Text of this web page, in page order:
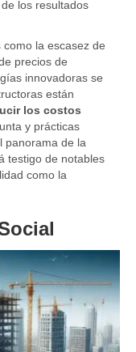
los resultados
la escasez de
precios de
innovadoras se
están
los costos
y prácticas
panorama de la
testigo de notables
como la